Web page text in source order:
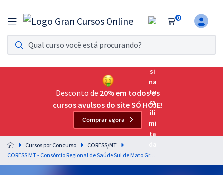
0
Assinatura Ilimitada 11
Acesso a todos os cursos. Teste grátis por 7 dias!
Assinatura OAB Até Passar
Acesso ilimitado a toda preparação para o Exame da
Residências Multiprofissionais
Preparação completa e intensiva para as principais
residências em saúde do Brasil
Desconto de 20% em todos os
cursos avulsos do site SÓ HOJE!
Comprar agora
Cursos por Concurso
CORESS/MT
CORESS MT - Consórcio Regional de Saúde Sul de Mato Grosso - Assistente Administrativo